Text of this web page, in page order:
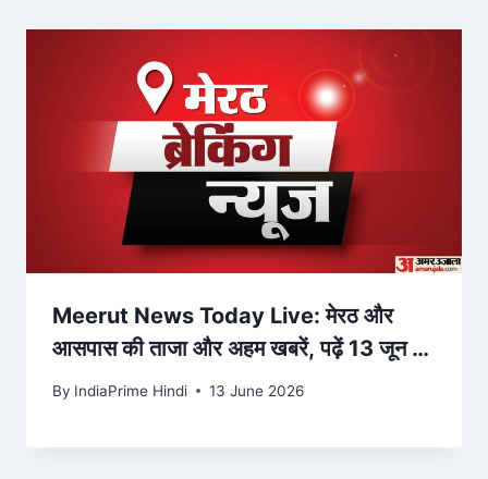
Meerut News Today Live: मेरठ और
आसपास की ताजा और अहम खबरें, पढ़ें 13 जून को
आपके शहर में क्या हुआ – Amar Ujala
By IndiaPrime Hindi 13 June 2026